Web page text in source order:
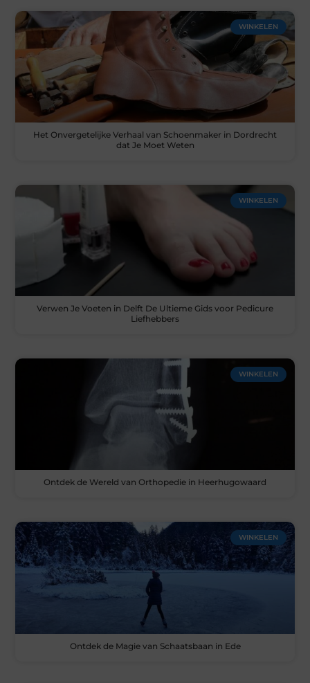
WINKELEN
Het Onvergetelijke Verhaal van Schoenmaker in Dordrecht
dat Je Moet Weten
WINKELEN
Verwen Je Voeten in Delft De Ultieme Gids voor Pedicure
Liefhebbers
WINKELEN
Ontdek de Wereld van Orthopedie in Heerhugowaard
WINKELEN
Ontdek de Magie van Schaatsbaan in Ede